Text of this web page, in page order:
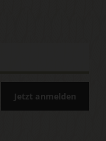
Jetzt anmelden